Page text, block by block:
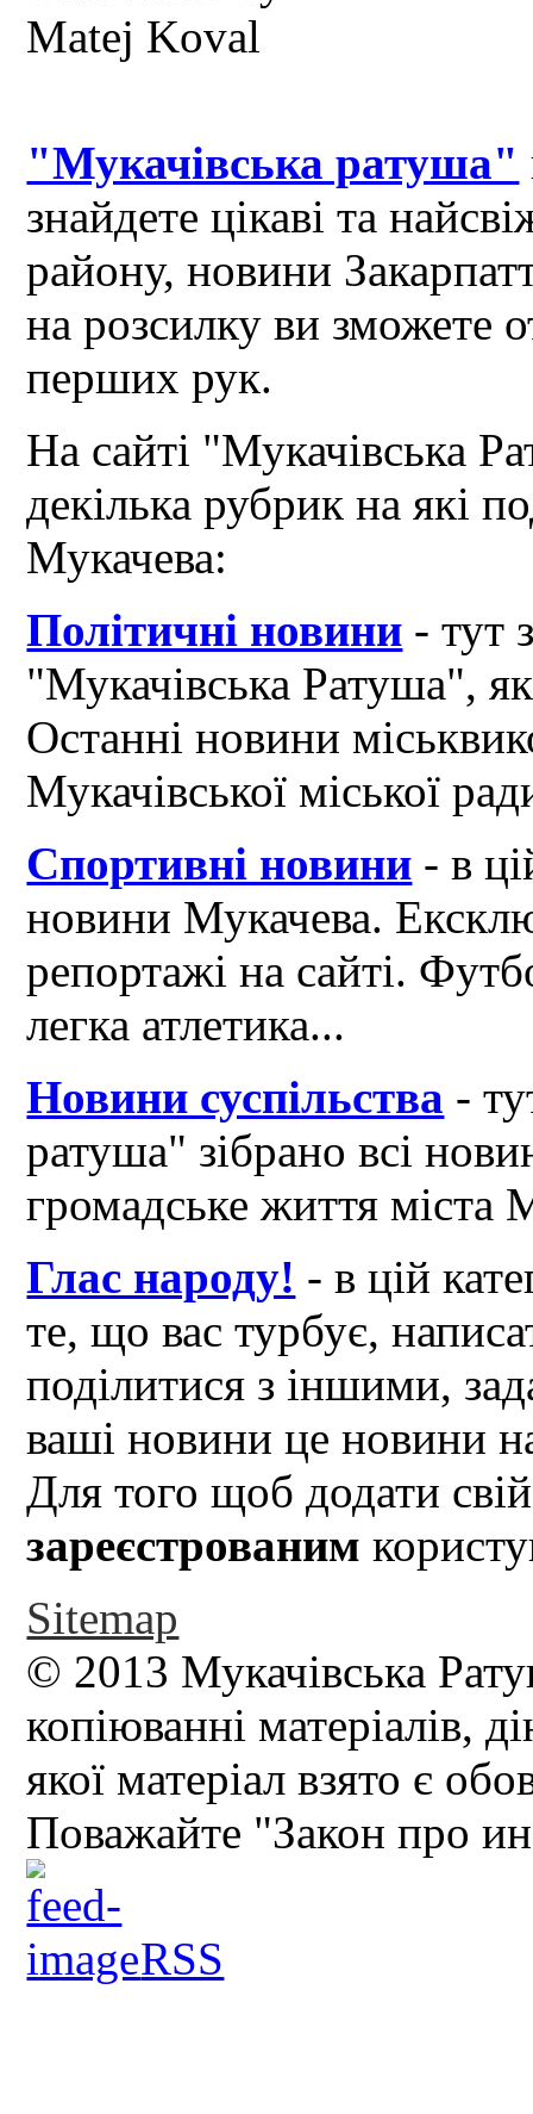
"Мукачівська ратуша"
знайдете цікаві та
району, новини
на розсилку ви зможете
перших рук.
На сайті "Мукачівська
декілька рубрик на які
Мукачева:
Політичні новини - тут
"Мукачівська Ратуша",
Останні новини
Мукачівської міської
Спортивні новини - в
новини Мукачева.
репортажі на сайті.
легка атлетика...
Новини суспільства -
ратуша" зібрано всі
громадське життя міста
Глас народу! - в цій
те, що вас турбує,
поділитися з іншими,
ваші новини це новини
Для того щоб додати
зареєстрованим
Sitemap
© 2013 Мукачівська
копіюванні матеріалів,
якої матеріал взято є
Поважайте "Закон про
RSS